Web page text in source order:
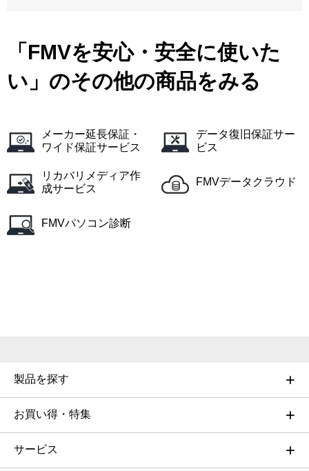
「FMVを安心・安全に使いた
い」のその他の商品をみる
メーカー延長保証・
ワイド保証サービス
データ復旧保証サー
ビス
リカバリメディア作
成サービス
FMVデータクラウド
FMVパソコン診断
製品を探す
お買い得・特集
サービス